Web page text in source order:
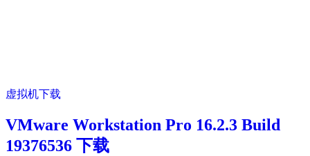
虚拟机下载
VMware Workstation Pro 16.2.3 Build
19376536 下载